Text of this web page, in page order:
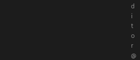
e
d
i
t
o
r